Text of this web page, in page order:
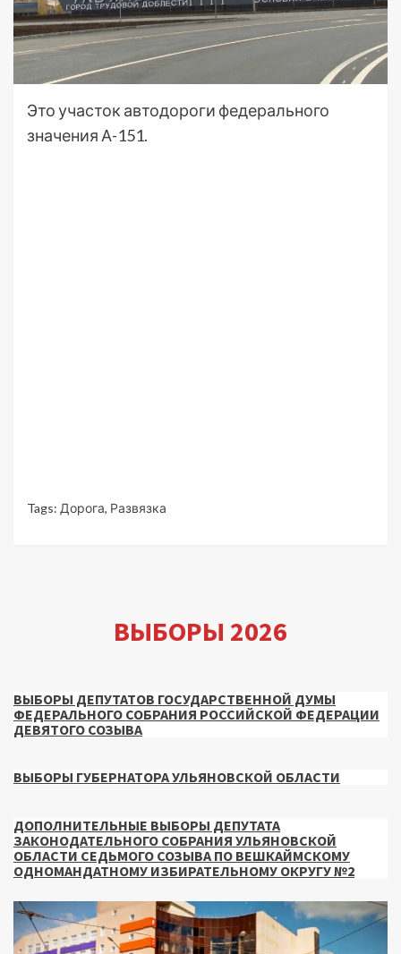
Это участок автодороги федерального
значения А-151.
Tags: Дорога, Развязка
ВЫБОРЫ 2026
ВЫБОРЫ ДЕПУТАТОВ ГОСУДАРСТВЕННОЙ ДУМЫ
ФЕДЕРАЛЬНОГО СОБРАНИЯ РОССИЙСКОЙ ФЕДЕРАЦИИ
ДЕВЯТОГО СОЗЫВА
ВЫБОРЫ ГУБЕРНАТОРА УЛЬЯНОВСКОЙ ОБЛАСТИ
ДОПОЛНИТЕЛЬНЫЕ ВЫБОРЫ ДЕПУТАТА
ЗАКОНОДАТЕЛЬНОГО СОБРАНИЯ УЛЬЯНОВСКОЙ
ОБЛАСТИ СЕДЬМОГО СОЗЫВА ПО ВЕШКАЙМСКОМУ
ОДНОМАНДАТНОМУ ИЗБИРАТЕЛЬНОМУ ОКРУГУ №2